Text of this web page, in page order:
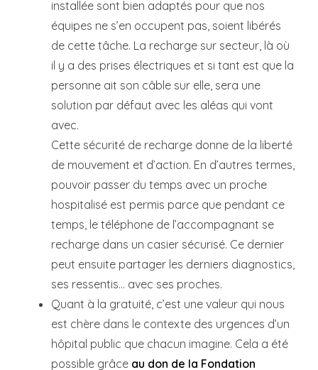
installée sont bien adaptés pour que nos
équipes ne s’en occupent pas, soient libérés
de cette tâche. La recharge sur secteur, là où
il y a des prises électriques et si tant est que la
personne ait son câble sur elle, sera une
solution par défaut avec les aléas qui vont
avec.
Cette sécurité de recharge donne de la liberté
de mouvement et d’action. En d’autres termes,
pouvoir passer du temps avec un proche
hospitalisé est permis parce que pendant ce
temps, le téléphone de l’accompagnant se
recharge dans un casier sécurisé. Ce dernier
peut ensuite partager les derniers diagnostics,
ses ressentis… avec ses proches.
Quant à la gratuité, c’est une valeur qui nous
est chère dans le contexte des urgences d’un
hôpital public que chacun imagine. Cela a été
possible grâce au don de la Fondation